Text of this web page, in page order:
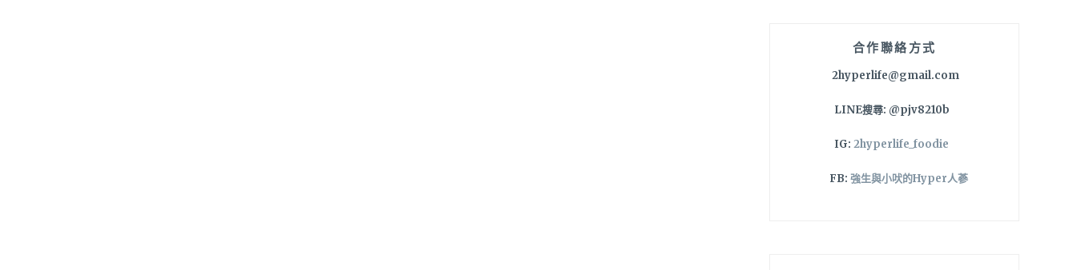
合作聯絡方式
2hyperlife@gmail.com
LINE搜尋: @pjv8210b
IG: 2hyperlife_foodie
FB: 強生與小吠的Hyper人蔘